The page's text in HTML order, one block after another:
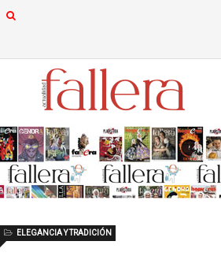
ELEGANCIA Y TRADICIÓN